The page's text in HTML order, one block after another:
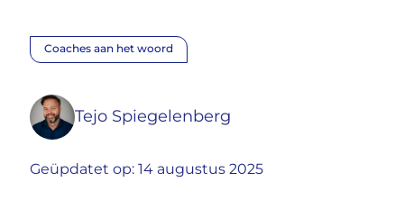
Coaches aan het woord
Tejo Spiegelenberg
Geüpdatet op: 14 augustus 2025